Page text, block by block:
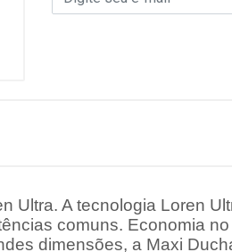
Ultra. A tecnologia Loren
comuns. Economia
dimensões, a Maxi